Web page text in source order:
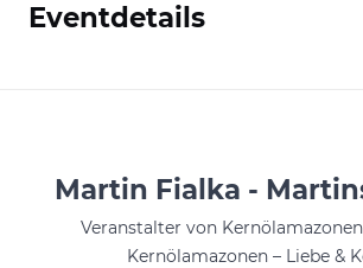
Eventdetails
Martin Fialka -
Veranstalter von
Kernölamazonen – Liebe &